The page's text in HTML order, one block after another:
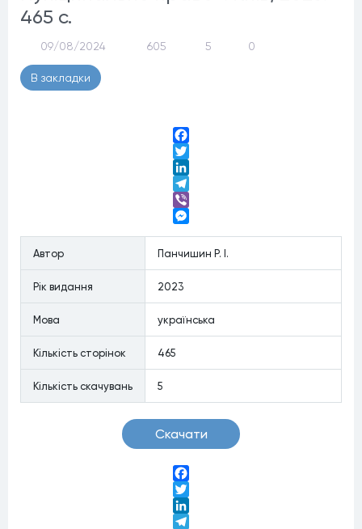
465 с.
09/08/2024 605 5 0
В закладки
Facebook
Twitter
LinkedIn
Telegram
Viber
Автор
Панчишин Р. І.
Рiк видання 2023
Мова українська
Кiлькiсть сторiнок 465
Кiлькiсть скачувань 5
Скачати
Facebook
Twitter
LinkedIn